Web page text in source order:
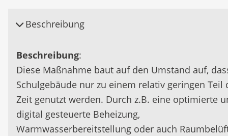
Beschreibung
Beschreibung:
Diese Maßnahme baut auf den Umstand auf,
Schulgebäude nur zu einem relativ geringen Teil
Zeit genutzt werden. Durch z.B. eine optimierte
digital gesteuerte Beheizung,
Warmwasserbereitstellung oder auch